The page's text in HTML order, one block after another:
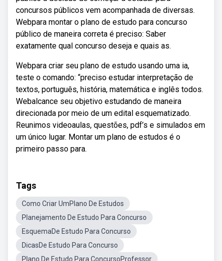
concursos públicos vem acompanhada de diversas.
Webpara montar o plano de estudo para concurso
público de maneira correta é preciso: Saber
exatamente qual concurso deseja e quais as.
Webpara criar seu plano de estudo usando uma ia,
teste o comando: “preciso estudar interpretação de
textos, português, história, matemática e inglês todos.
Webalcance seu objetivo estudando de maneira
direcionada por meio de um edital esquematizado.
Reunimos videoaulas, questões, pdf’s e simulados em
um único lugar. Montar um plano de estudos é o
primeiro passo para.
Tags
Como Criar UmPlano De Estudos
Planejamento De Estudo Para Concurso
EsquemaDe Estudo Para Concurso
DicasDe Estudo Para Concurso
Plano De Estudo Para ConcursoProfessor